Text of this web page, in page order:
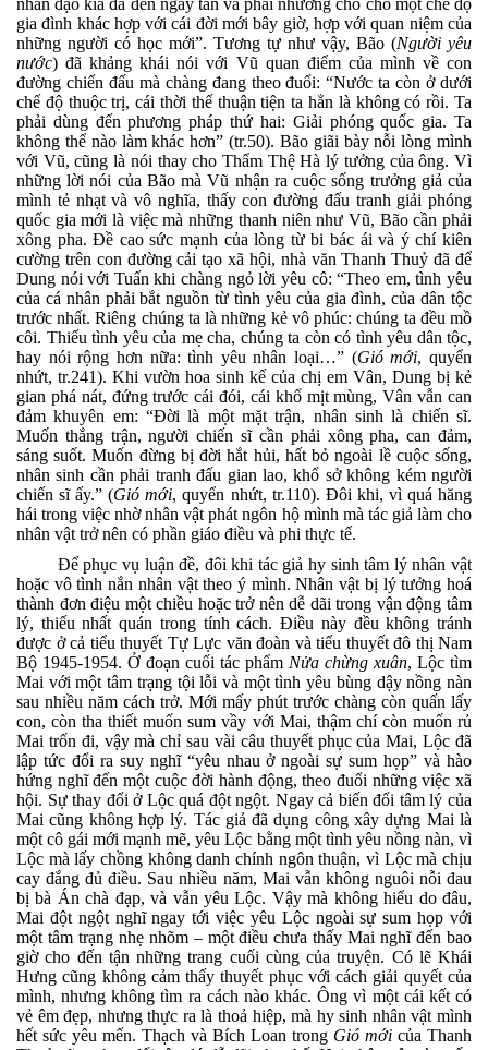
nhân đạo kia đã đến ngày tàn và phải nhường chỗ cho một chế độ
gia đình khác hợp với cái đời mới bây giờ, hợp với quan niệm của
những người có học mới”. Tương tự như vậy, Bão (Người yêu
nước) đã khảng khái nói với Vũ quan điểm của mình về con
đường chiến đấu mà chàng đang theo đuổi: “Nước ta còn ở dưới
chế độ thuộc trị, cái thời thế thuận tiện ta hẳn là không có rồi. Ta
phải dùng đến phương pháp thứ hai: Giải phóng quốc gia. Ta
không thể nào làm khác hơn” (tr.50). Bão giãi bày nỗi lòng mình
với Vũ, cũng là nói thay cho Thẩm Thệ Hà lý tưởng của ông. Vì
những lời nói của Bão mà Vũ nhận ra cuộc sống trưởng giả của
mình tẻ nhạt và vô nghĩa, thấy con đường đấu tranh giải phóng
quốc gia mới là việc mà những thanh niên như Vũ, Bão cần phải
xông pha. Đề cao sức mạnh của lòng từ bi bác ái và ý chí kiên
cường trên con đường cải tạo xã hội, nhà văn Thanh Thuỷ đã để
Dung nói với Tuấn khi chàng ngỏ lời yêu cô: “Theo em, tình yêu
của cá nhân phải bắt nguồn từ tình yêu của gia đình, của dân tộc
trước nhất. Riêng chúng ta là những kẻ vô phúc: chúng ta đều mồ
côi. Thiếu tình yêu của mẹ cha, chúng ta còn có tình yêu dân tộc,
hay nói rộng hơn nữa: tình yêu nhân loại…” (Gió mới, quyển
nhứt, tr.241). Khi vườn hoa sinh kế của chị em Vân, Dung bị kẻ
gian phá nát, đứng trước cái đói, cái khổ mịt mùng, Vân vẫn can
đảm khuyên em: “Đời là một mặt trận, nhân sinh là chiến sĩ.
Muốn thắng trận, người chiến sĩ cần phải xông pha, can đảm,
sáng suốt. Muốn đừng bị đời hắt hủi, hất bỏ ngoài lề cuộc sống,
nhân sinh cần phải tranh đấu gian lao, khổ sở không kém người
chiến sĩ ấy.” (Gió mới, quyển nhứt, tr.110). Đôi khi, vì quá hăng
hái trong việc nhờ nhân vật phát ngôn hộ mình mà tác giả làm cho
nhân vật trở nên có phần giáo điều và phi thực tế.
Để phục vụ luận đề, đôi khi tác giả hy sinh tâm lý nhân vật
hoặc vô tình nắn nhân vật theo ý mình. Nhân vật bị lý tưởng hoá
thành đơn điệu một chiều hoặc trở nên dễ dãi trong vận động tâm
lý, thiếu nhất quán trong tính cách. Điều này đều không tránh
được ở cả tiểu thuyết Tự Lực văn đoàn và tiểu thuyết đô thị Nam
Bộ 1945-1954. Ở đoạn cuối tác phẩm Nửa chừng xuân, Lộc tìm
Mai với một tâm trạng tội lỗi và một tình yêu bùng dậy nồng nàn
sau nhiều năm cách trở. Mới mấy phút trước chàng còn quấn lấy
con, còn tha thiết muốn sum vầy với Mai, thậm chí còn muốn rủ
Mai trốn đi, vậy mà chỉ sau vài câu thuyết phục của Mai, Lộc đã
lập tức đổi ra suy nghĩ “yêu nhau ở ngoài sự sum họp” và hào
hứng nghĩ đến một cuộc đời hành động, theo đuổi những việc xã
hội. Sự thay đổi ở Lộc quá đột ngột. Ngay cả biến đổi tâm lý của
Mai cũng không hợp lý. Tác giả đã dụng công xây dựng Mai là
một cô gái mới mạnh mẽ, yêu Lộc bằng một tình yêu nồng nàn, vì
Lộc mà lấy chồng không danh chính ngôn thuận, vì Lộc mà chịu
cay đắng đủ điều. Sau nhiều năm, Mai vẫn không nguôi nỗi đau
bị bà Án chà đạp, và vẫn yêu Lộc. Vậy mà không hiểu do đâu,
Mai đột ngột nghĩ ngay tới việc yêu Lộc ngoài sự sum họp với
một tâm trạng nhẹ nhõm – một điều chưa thấy Mai nghĩ đến bao
giờ cho đến tận những trang cuối cùng của truyện. Có lẽ Khái
Hưng cũng không cảm thấy thuyết phục với cách giải quyết của
mình, nhưng không tìm ra cách nào khác. Ông vì một cái kết có
vẻ êm đẹp, nhưng thực ra là thoả hiệp, mà hy sinh nhân vật mình
hết sức yêu mến. Thạch và Bích Loan trong Gió mới của Thanh